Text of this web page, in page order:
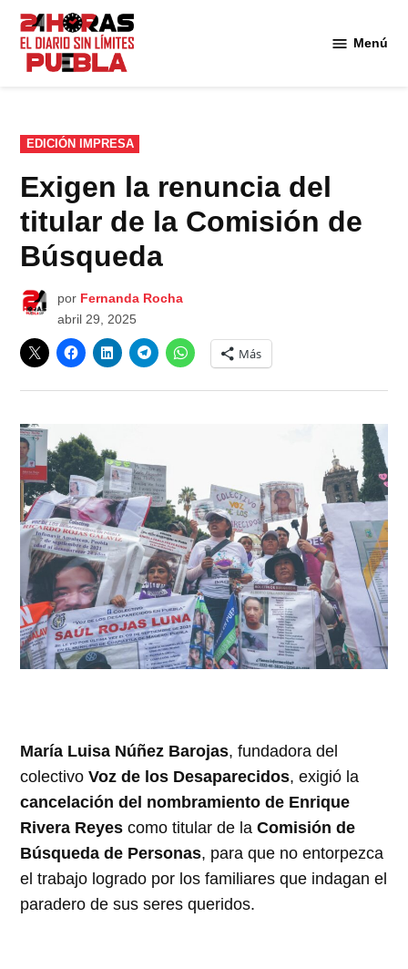
Saltar
contenido
Menú
PUBLICADO
EN
EDICIÓN IMPRESA
Exigen la renuncia del
titular de la Comisión de
Búsqueda
por Fernanda Rocha
abril 29, 2025
Más
María Luisa Núñez Barojas, fundadora del
colectivoVoz de los Desaparecidos, exigió la
cancelación del nombramiento de Enrique
Rivera Reyes como titular de laComisión de
Búsqueda de Personas, para que no entorpezca
el trabajo logrado por los familiares que indagan el
paradero de sus seres queridos.